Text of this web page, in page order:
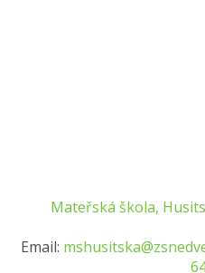
Mateřská škola,
Email: